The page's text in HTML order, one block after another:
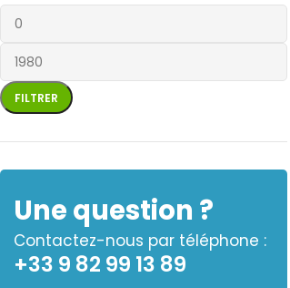
FILTRER
Une question ?
Contactez-nous par téléphone :
+33 9 82 99 13 89